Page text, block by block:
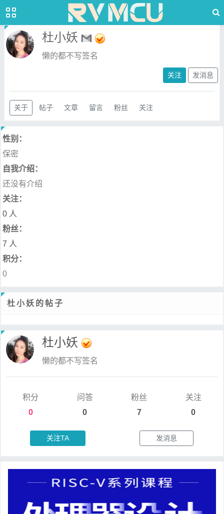
杜小妖
懒的都不写签名
关注 发消息
关于 帖子 文章 留言 粉丝 关注
性别：
保密
自我介绍：
还没有介绍
关注：
0 人
粉丝：
7 人
积分：
0
杜小妖的帖子
杜小妖
懒的都不写签名
积分
0
问答
0
粉丝
7
关注
0
关注TA 发消息